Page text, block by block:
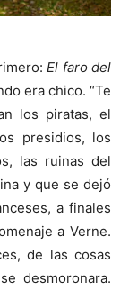
El faro del
era chico. “Te
los piratas, el
presidios, los
las ruinas del
y que se dejó
a finales
a Verne.
de las cosas
desmoronara.